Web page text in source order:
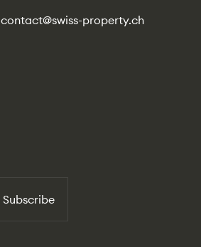
contact@swiss-property.ch
Subscribe